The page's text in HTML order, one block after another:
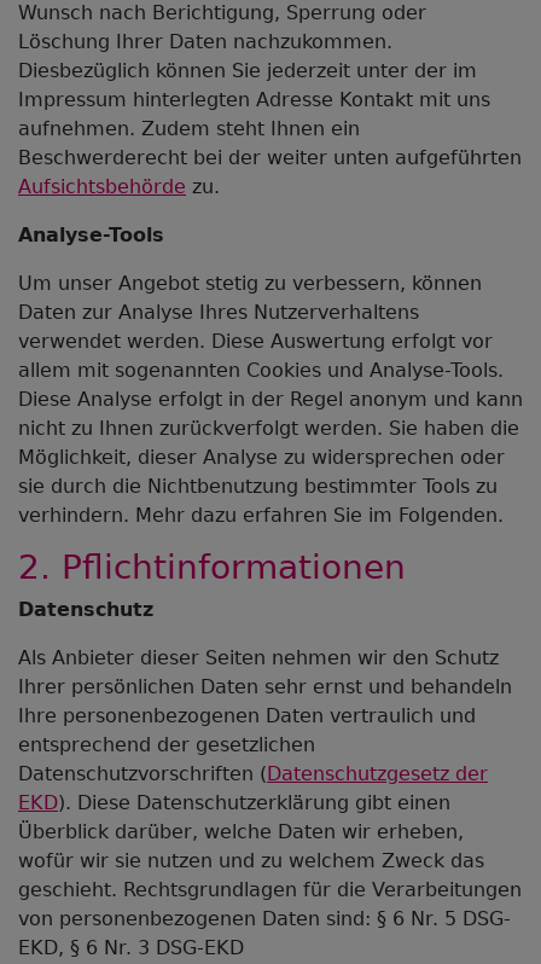
Wunsch nach Berichtigung, Sperrung oder
Löschung Ihrer Daten nachzukommen.
Diesbezüglich können Sie jederzeit unter der im
Impressum hinterlegten Adresse Kontakt mit uns
aufnehmen. Zudem steht Ihnen ein
Beschwerderecht bei der weiter unten aufgeführten
Aufsichtsbehörde zu.
Analyse-Tools
Um unser Angebot stetig zu verbessern, können
Daten zur Analyse Ihres Nutzerverhaltens
verwendet werden. Diese Auswertung erfolgt vor
allem mit sogenannten Cookies und Analyse-Tools.
Diese Analyse erfolgt in der Regel anonym und kann
nicht zu Ihnen zurückverfolgt werden. Sie haben die
Möglichkeit, dieser Analyse zu widersprechen oder
sie durch die Nichtbenutzung bestimmter Tools zu
verhindern. Mehr dazu erfahren Sie im Folgenden.
2. Pflichtinformationen
Datenschutz
Als Anbieter dieser Seiten nehmen wir den Schutz
Ihrer persönlichen Daten sehr ernst und behandeln
Ihre personenbezogenen Daten vertraulich und
entsprechend der gesetzlichen
Datenschutzvorschriften (Datenschutzgesetz der
EKD). Diese Datenschutzerklärung gibt einen
Überblick darüber, welche Daten wir erheben,
wofür wir sie nutzen und zu welchem Zweck das
geschieht. Rechtsgrundlagen für die Verarbeitungen
von personenbezogenen Daten sind: § 6 Nr. 5 DSG-
EKD, § 6 Nr. 3 DSG-EKD